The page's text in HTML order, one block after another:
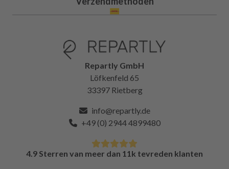
Repartly GmbH
Löfkenfeld 65
33397 Rietberg
info@repartly.de
+49 (0) 2944 4899480
4.9 Sterren van meer dan 11k tevreden klanten